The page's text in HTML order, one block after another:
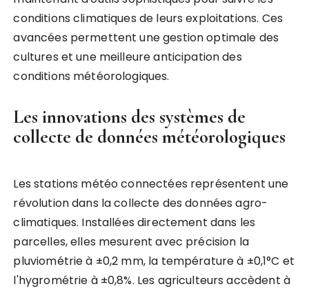
conditions climatiques de leurs exploitations. Ces
avancées permettent une gestion optimale des
cultures et une meilleure anticipation des
conditions météorologiques.
Les innovations des systèmes de
collecte de données météorologiques
Les stations météo connectées représentent une
révolution dans la collecte des données agro-
climatiques. Installées directement dans les
parcelles, elles mesurent avec précision la
pluviométrie à ±0,2 mm, la température à ±0,1°C et
l'hygrométrie à ±0,8%. Les agriculteurs accèdent à